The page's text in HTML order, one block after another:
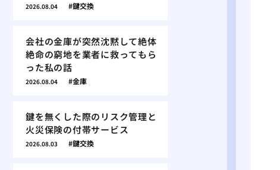
2026.08.04 鍵交換
会社の金庫が突然沈黙して絶体
絶命の窮地を業者に救ってもら
った私の話
2026.08.04 金庫
鍵を無くした際のリスク管理と
火災保険の付帯サービス
2026.08.03 鍵交換